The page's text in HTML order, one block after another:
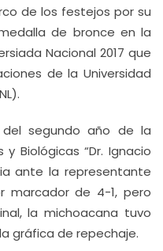
de los festejos por su
de bronce en la
Nacional 2017 que
de la Universidad
segundo año de la
Biológicas “Dr. Ignacio
ante la representante
marcador de 4-1, pero
la michoacana tuvo
gráfica de repechaje.